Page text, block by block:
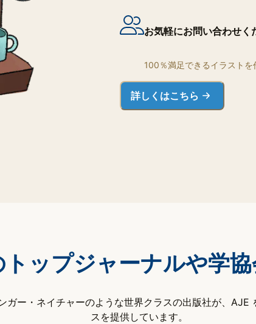
お気軽にお問い合わせく
100％満足できるイラスト
詳しくはこちら
トップジャーナルや学
ー・ネイチャーのような世界クラスの出版社が、
スを提供しています。